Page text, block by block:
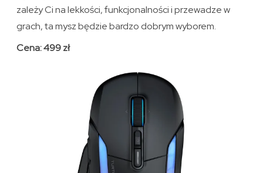
zależy Ci na lekkości, funkcjonalności i przewadze w
grach, ta mysz będzie bardzo dobrym wyborem.
Cena: 499 zł